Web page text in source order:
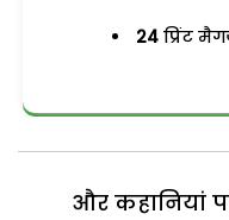
24 प्रिंट
और कहानियां